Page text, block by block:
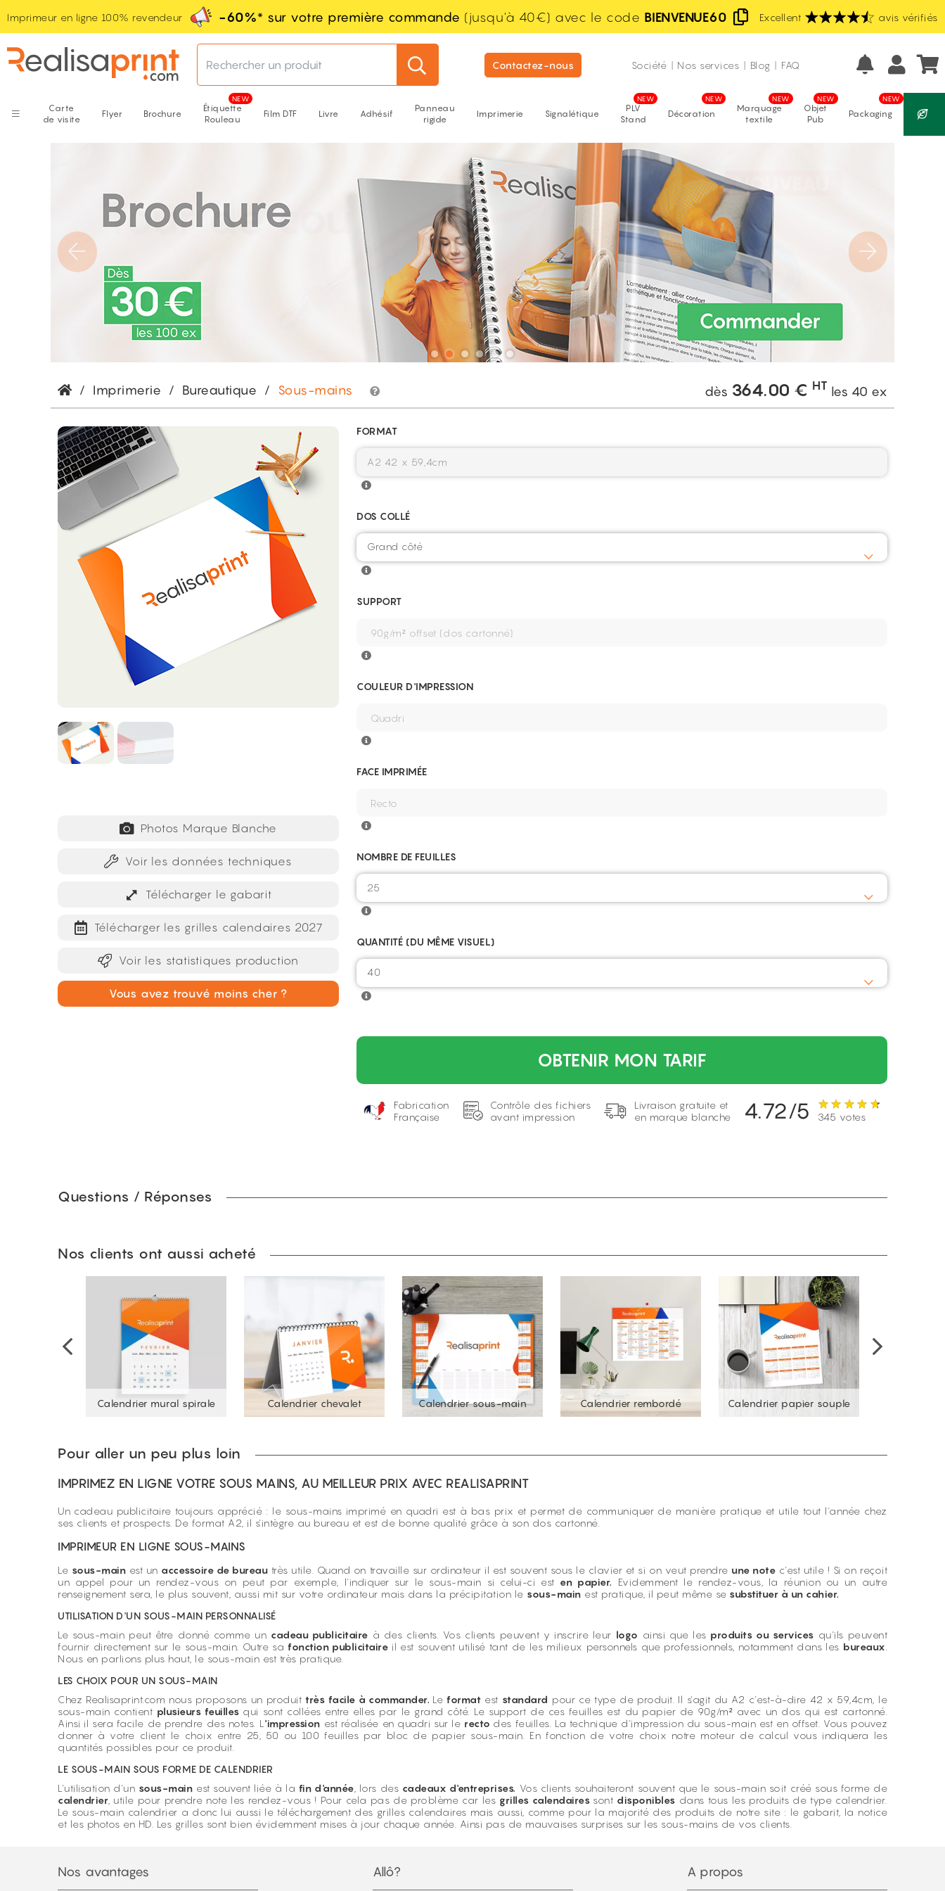
Imprimeur en ligne 100% revendeur -60%* sur votre première commande (jusqu'à 40€) avec le code BIENVENUE60 Fabrication française
Excellent
avis vérifiés
Prix les moins chers d'Europe
Rechercher un produit Contactez-nous Société | Nos services | Blog | FAQ
Carte
de visite
Flyer Brochure
Étiquette
Rouleau
Film DTF Livre Adhésif
Panneau
rigide
Imprimerie Signalétique
PLV
Stand
Décoration
Marquage
textile
Objet
Pub
Packaging
/ Imprimerie / Bureautique / Sous-mains dès 364.00 € HT les 40 ex
Photos Marque Blanche
Voir les données techniques
Télécharger le gabarit
Télécharger les grilles calendaires 2027
Voir les statistiques production
Vous avez trouvé moins cher ?
FORMAT
DOS COLLÉ
Grand côté
SUPPORT
COULEUR D'IMPRESSION
FACE IMPRIMÉE
NOMBRE DE FEUILLES
QUANTITÉ (DU MÊME VISUEL)
40
OBTENIR MON TARIF
Fabrication
Française
Contrôle des fichiers
avant impression
Livraison gratuite et
en marque blanche
4.72/5 345 votes
Questions / Réponses
Nos clients ont aussi acheté
Calendrier mural spirale Calendrier chevalet Calendrier sous-main Calendrier rembordé Calendrier papier souple
Pour aller un peu plus loin
IMPRIMEZ EN LIGNE VOTRE SOUS MAINS, AU MEILLEUR PRIX AVEC REALISAPRINT
Un cadeau publicitaire toujours apprécié : le sous-mains imprimé en quadri est à bas prix et permet de communiquer de manière pratique et utile tout l'année chez
ses clients et prospects. De format A2, il s'intègre au bureau et est de bonne qualité grâce à son dos cartonné.
IMPRIMEUR EN LIGNE SOUS-MAINS
Le sous-main est un accessoire de bureau très utile. Quand on travaille sur ordinateur il est souvent sous le clavier et si on veut prendre une note c'est utile ! Si on reçoit
un appel pour un rendez-vous on peut par exemple, l'indiquer sur le sous-main si celui-ci est en papier.
Evidemment le rendez-vous, la réunion ou un autre
renseignement sera, le plus souvent, aussi mit sur votre ordinateur mais dans la précipitation le sous-main est pratique, il peut même se substituer à un cahier.
UTILISATION D'UN SOUS-MAIN PERSONNALISÉ
Le sous-main peut être donné comme un cadeau publicitaire à des clients. Vos clients peuvent y inscrire leur logo ainsi que les produits ou services qu'ils peuvent
fournir directement sur le sous-main. Outre safonction publicitaire il est souvent utilisé tant de les milieux personnels que professionnels, notamment dans les bureaux
Nous en parlions plus haut, le sous-main est très pratique.
LES CHOIX POUR UN SOUS-MAIN
Chez Realisaprint.com nous proposons un produittrès facile à commander. Leformat est standard pour ce type de produit. Il s'agit du A2 c'est-à-dire 42 x 59,4cm, le
sous-main contient plusieurs feuilles qui sont collées entre elles par le grand côté. Le support de ces feuilles est du papier de 90g/m² avec un dos qui est cartonné.
Ainsi il sera facile de prendre des notes. L 'impression est réalisée en quadri sur le recto des feuilles. La technique d'impression du sous-main est en offset. Vous pouvez
donner à votre client le choix entre 25, 50 ou 100 feuilles par bloc de papier sous-main. En fonction de votre choix notre moteur de calcul vous indiquera les
quantités possibles pour ce produit.
LE SOUS-MAIN SOUS FORME DE CALENDRIER
L'utilisation d'un sous-main est souvent liée à la fin d'année , lors des cadeaux d'entreprises. Vos clients souhaiteront souvent que le sous-main soit créé sous forme de
calendrier , utile pour prendre note les rendez-vous ! Pour cela pas de problème car les grilles calendaires sont disponibles dans tous les produits de type calendrier.
Le sous-main calendrier a donc lui aussi le téléchargement des grilles calendaires mais aussi, comme pour la majorité des produits de notre site : le gabarit, la notice
et les photos en HD. Les grilles sont bien évidemment mises à jour chaque année. Ainsi pas de mauvaises surprises sur les sous-mains de vos clients.
Nos avantages Allô? A propos